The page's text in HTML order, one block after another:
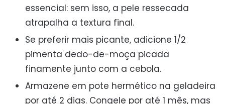
essencial: sem isso, a pele ressecada
atrapalha a textura final.
Se preferir mais picante, adicione 1/2
pimenta dedo-de-moça picada
finamente junto com a cebola.
Armazene em pote hermético na geladeira
por até 2 dias. Congele por até 1 mês, mas